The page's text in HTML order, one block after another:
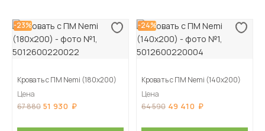
-23%
Кровать с ПМ Nemi (180х200)
Цена
67 880 51 930
-24%
Кровать с ПМ Nemi (140х200)
Цена
64 590 49 410